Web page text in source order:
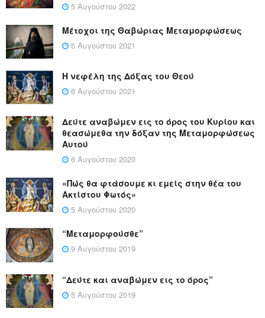
5 Αυγούστου 2022
Μέτοχοι της Θαβώριας Μεταμορφώσεως
6 Αυγούστου 2021
Η νεφέλη της Δόξας του Θεού
6 Αυγούστου 2021
Δεύτε αναβώμεν εις το όρος του Κυρίου και
θεασώμεθα την δόξαν της Μεταμορφώσεως
Αυτού
6 Αυγούστου 2020
«Πώς θα φτάσουμε κι εμείς στην θέα του
Ακτίστου Φωτός»
5 Αυγούστου 2020
“Μεταμορφούσθε”
9 Αυγούστου 2019
“Δεύτε και αναβώμεν εις το όρος”
5 Αυγούστου 2019